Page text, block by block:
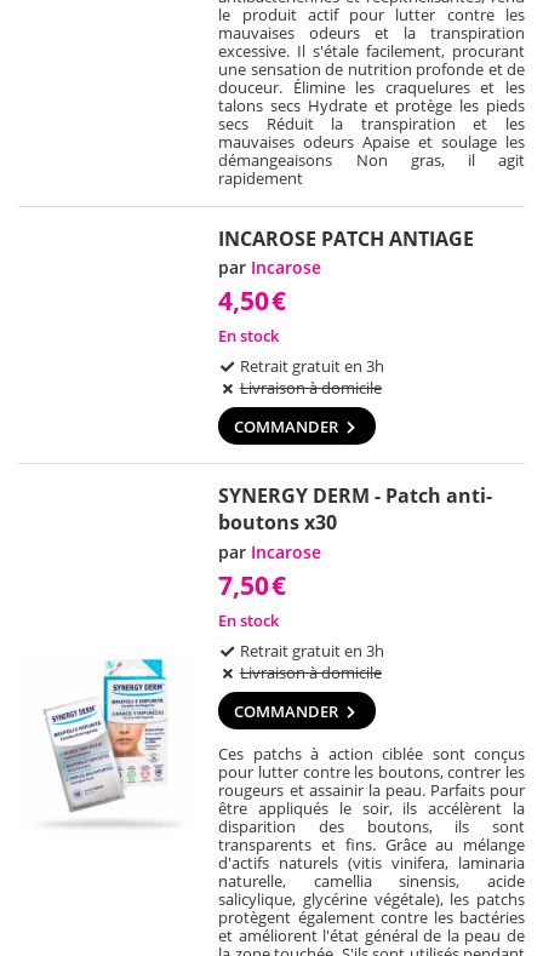
le produit actif pour lutter contre les
mauvaises odeurs et la transpiration
excessive. Il s'étale facilement, procurant
une sensation de nutrition profonde et de
douceur. Élimine les craquelures et les
talons secs Hydrate et protège les pieds
secs Réduit la transpiration et les
mauvaises odeurs Apaise et soulage les
démangeaisons Non gras, il agit
rapidement
INCAROSE PATCH ANTIAGE
par Incarose
4,50€
En stock
Retrait gratuit en 3h
Livraison à domicile
COMMANDER
SYNERGY DERM - Patch anti-
boutons x30
par Incarose
7,50€
En stock
Retrait gratuit en 3h
Livraison à domicile
COMMANDER
Ces patchs à action ciblée sont conçus
pour lutter contre les boutons, contrer les
rougeurs et assainir la peau. Parfaits pour
être appliqués le soir, ils accélèrent la
disparition des boutons, ils sont
transparents et fins. Grâce au mélange
d'actifs naturels (vitis vinifera, laminaria
naturelle, camellia sinensis, acide
salicylique, glycérine végétale), les patchs
protègent également contre les bactéries
et améliorent l'état général de la peau de